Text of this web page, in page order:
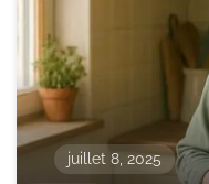
juillet 8, 2025